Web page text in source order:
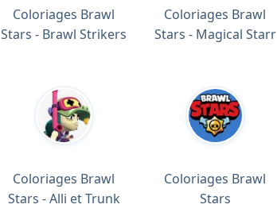
Coloriages Brawl
Stars - Brawl Strikers
Coloriages Brawl
Stars - Magical Starr
Coloriages Brawl
Stars - Alli et Trunk
Coloriages Brawl
Stars